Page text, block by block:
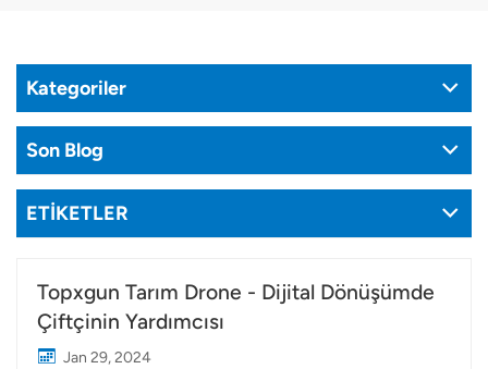
Português(Portugal)
Português(Brasil)
Kategoriler
Son Blog
ETİKETLER
Topxgun Tarım Drone - Dijital Dönüşümde
Çiftçinin Yardımcısı
Jan 29, 2024